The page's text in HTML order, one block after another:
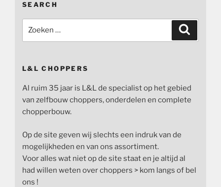
SEARCH
naar:
L&L CHOPPERS
Al ruim 35 jaar is L&L de specialist op het gebied
van zelfbouw choppers, onderdelen en complete
chopperbouw.
Op de site geven wij slechts een indruk van de
mogelijkheden en van ons assortiment.
Voor alles wat niet op de site staat en je altijd al
had willen weten over choppers > kom langs of bel
ons !